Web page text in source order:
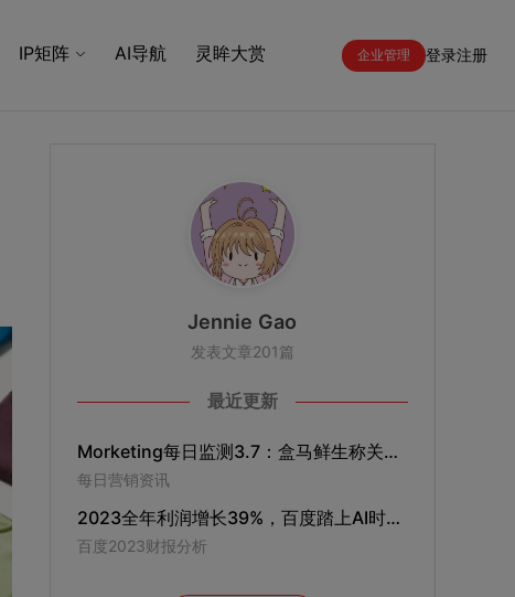
IP矩阵 AI导航 灵眸大赏 企业管理 登录注册
Jennie Gao
发表文章201篇
最近更新
Morketing每日监测3.7：盒马鲜生称关店是正常淘汰尾部店；TikTok回应美议员要求字节165天内剥离TikTok；B站成立自研游戏发行部
每日营销资讯
2023全年利润增长39%，百度踏上AI时代的巨轮
百度2023财报分析